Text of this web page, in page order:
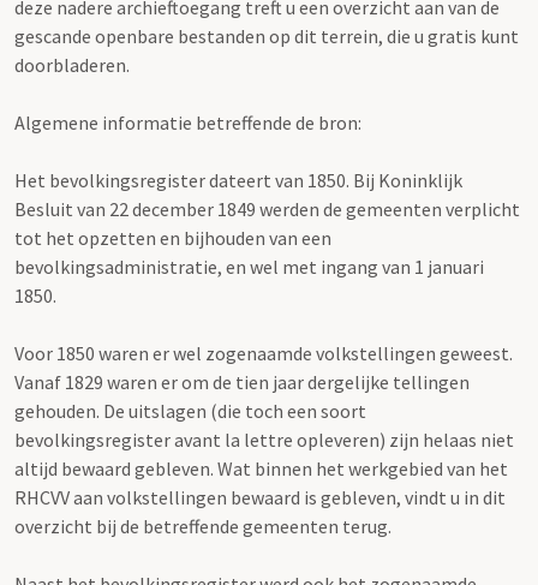
deze nadere archieftoegang treft u een overzicht aan van de
gescande openbare bestanden op dit terrein, die u gratis kunt
doorbladeren.
Algemene informatie betreffende de bron:
Het bevolkingsregister dateert van 1850. Bij Koninklijk
Besluit van 22 december 1849 werden de gemeenten verplicht
tot het opzetten en bijhouden van een
bevolkingsadministratie, en wel met ingang van 1 januari
1850.
Voor 1850 waren er wel zogenaamde volkstellingen geweest.
Vanaf 1829 waren er om de tien jaar dergelijke tellingen
gehouden. De uitslagen (die toch een soort
bevolkingsregister avant la lettre opleveren) zijn helaas niet
altijd bewaard gebleven. Wat binnen het werkgebied van het
RHCVV aan volkstellingen bewaard is gebleven, vindt u in dit
overzicht bij de betreffende gemeenten terug.